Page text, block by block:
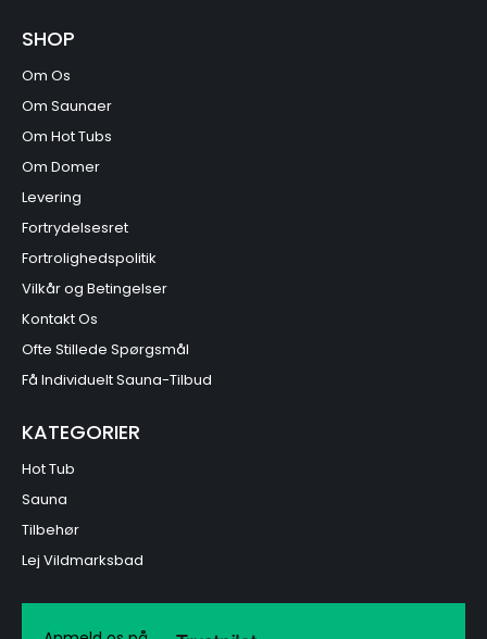
SHOP
Om Os
Om Saunaer
Om Hot Tubs
Om Domer
Levering
Fortrydelsesret
Fortrolighedspolitik
Vilkår og Betingelser
Kontakt Os
Ofte Stillede Spørgsmål
Få Individuelt Sauna-Tilbud
KATEGORIER
Hot Tub
Sauna
Tilbehør
Lej Vildmarksbad